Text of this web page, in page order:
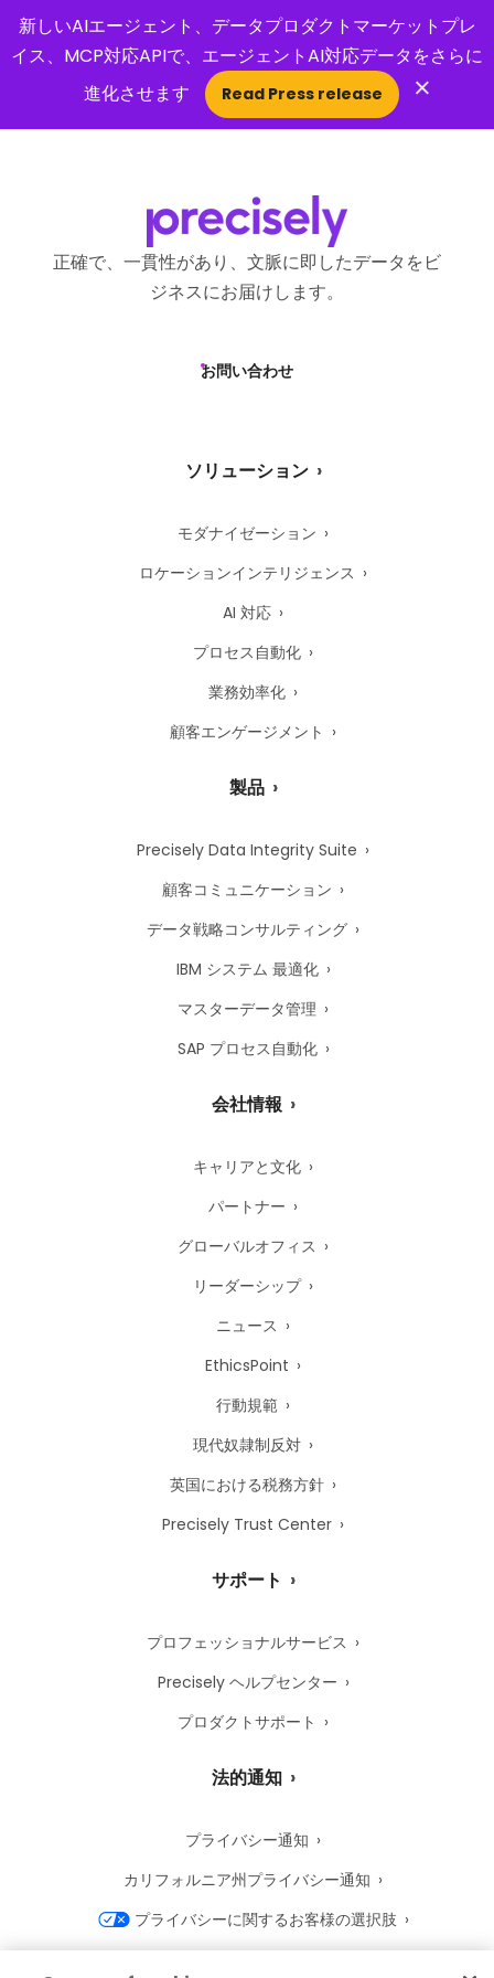
新しいAIエージェント、データプロダクトマーケットプレ
イス、MCP対応APIで、エージェントAI対応データをさらに
進化させます
Read Press release ×
正確で、一貫性があり、文脈に即したデータをビ
ジネスにお届けします。
お問い合わせ
ソリューション
モダナイゼーション
ロケーションインテリジェンス
AI 対応
プロセス自動化
業務効率化
顧客エンゲージメント
製品
Precisely Data Integrity Suite
顧客コミュニケーション
データ戦略コンサルティング
IBM システム 最適化
マスターデータ管理
SAP プロセス自動化
会社情報
キャリアと文化
パートナー
グローバルオフィス
リーダーシップ
ニュース
EthicsPoint
行動規範
現代奴隷制反対
英国における税務方針
Precisely Trust Center
サポート
プロフェッショナルサービス
Precisely ヘルプセンター
プロダクトサポート
法的通知
プライバシー通知
カリフォルニア州プライバシー通知
プライバシーに関するお客様の選択肢